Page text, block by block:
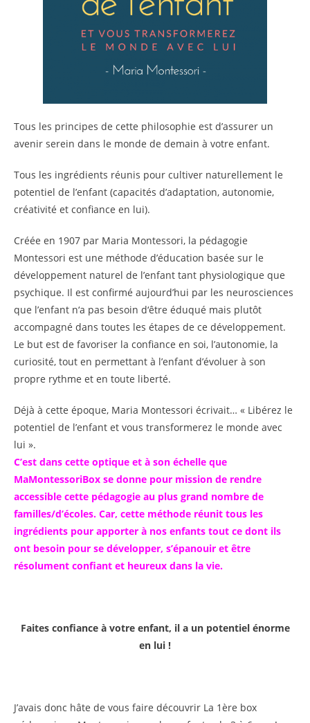
Tous les principes de cette philosophie est d’assurer un
avenir serein dans le monde de demain à votre enfant.
Tous les ingrédients réunis pour cultiver naturellement le
potentiel de l’enfant (capacités d’adaptation, autonomie,
créativité et confiance en lui).
Créée en 1907 par Maria Montessori, la pédagogie
Montessori est une méthode d’éducation basée sur le
développement naturel de l’enfant tant physiologique que
psychique. Il est confirmé aujourd’hui par les neurosciences
que l’enfant n‘a pas besoin d‘être éduqué mais plutôt
accompagné dans toutes les étapes de ce développement.
Le but est de favoriser la confiance en soi, l’autonomie, la
curiosité, tout en permettant à l’enfant d’évoluer à son
propre rythme et en toute liberté.
Déjà à cette époque, Maria Montessori écrivait… « Libérez le
potentiel de l’enfant et vous transformerez le monde avec
lui ».
C’est dans cette optique et à son échelle que
MaMontessoriBox se donne pour mission de rendre
accessible cette pédagogie au plus grand nombre de
familles/d’écoles. Car, cette méthode réunit tous les
ingrédients pour apporter à nos enfants tout ce dont ils
ont besoin pour se développer, s’épanouir et être
résolument confiant et heureux dans la vie.
Faites confiance à votre enfant, il a un potentiel énorme
en lui !
J’avais donc hâte de vous faire découvrir La 1ère box